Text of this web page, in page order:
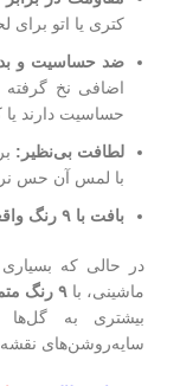
کتری یا اتو برای
ضد حساسیت و
اضافی نخ
حساسیت دارند یا
لطافت بی‌نظیر:
با لمس آن حس
بافت با ۹ رنگ
ماشینی، با ۹ رنگ
بیشتری به
سایه‌روشن‌های نقشه